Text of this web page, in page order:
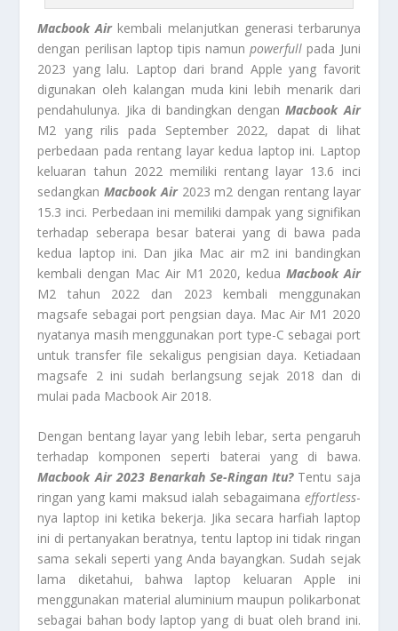
Macbook Airkembali melanjutkan generasi terbarunya
dengan perilisan laptop tipis namunpowerfull pada Juni
2023 yang lalu. Laptop dari brand Apple yang favorit
digunakan oleh kalangan muda kini lebih menarik dari
pendahulunya. Jika di bandingkan denganMacbook Air
M2 yang rilis pada September 2022, dapat di lihat
perbedaan pada rentang layar kedua laptop ini. Laptop
keluaran tahun 2022 memiliki rentang layar 13.6 inci
sedangkanMacbook Air2023 m2 dengan rentang layar
15.3 inci. Perbedaan ini memiliki dampak yang signifikan
terhadap seberapa besar baterai yang di bawa pada
kedua laptop ini. Dan jika Mac air m2 ini bandingkan
kembali dengan Mac Air M1 2020, kedua Macbook Air
M2 tahun 2022 dan 2023 kembali menggunakan
magsafe sebagai port pengsian daya. Mac Air M1 2020
nyatanya masih menggunakan port type-C sebagai port
untuk transfer file sekaligus pengisian daya. Ketiadaan
magsafe 2 ini sudah berlangsung sejak 2018 dan di
mulai pada Macbook Air 2018.
Dengan bentang layar yang lebih lebar, serta pengaruh
terhadap komponen seperti baterai yang di bawa.
Macbook Air 2023 Benarkah Se-Ringan Itu?Tentu saja
ringan yang kami maksud ialah sebagaimana effortless-
nya laptop ini ketika bekerja. Jika secara harfiah laptop
ini di pertanyakan beratnya, tentu laptop ini tidak ringan
sama sekali seperti yang Anda bayangkan. Sudah sejak
lama diketahui, bahwa laptop keluaran Apple ini
menggunakan material aluminium maupun polikarbonat
sebagai bahan body laptop yang di buat oleh brand ini.